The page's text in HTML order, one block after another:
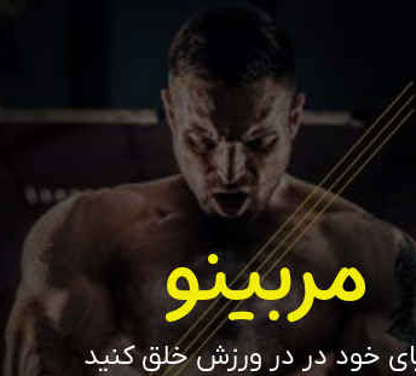
مربینو
خود در در ورزش خلق کنید